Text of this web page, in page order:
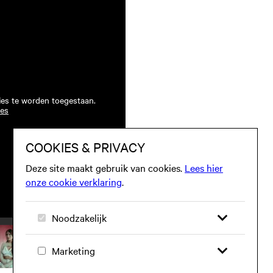
te worden toegestaan.
Speel video 4 af